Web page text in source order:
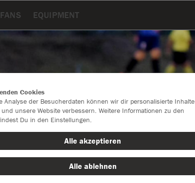
EQUIPMENT
Cookies
Analyse der Besucherdaten können wir dir personalisierte Inhalte
und unsere Website verbessern. Weitere Informationen zu den
Du in den Einstellungen.
Alle akzeptieren
Alle ablehnen